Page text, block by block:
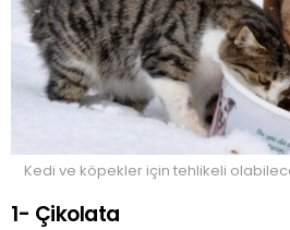
Kedi ve köpekler için tehlikeli
1- Çikolata